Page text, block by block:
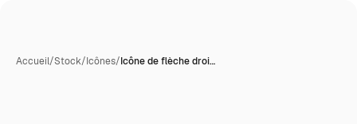
Accueil/Stock/Icônes/Icône de flèche droi…